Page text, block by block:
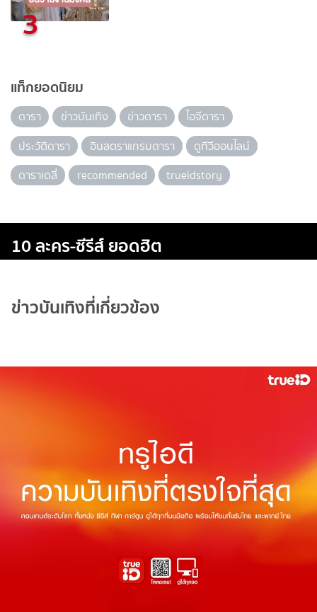
3
แท็กยอดนิยม
ดารา ข่าวบันเทิง ข่าวดารา
ไอจีดารา
ประวัติดารา
อินสตราแกรมดารา
ดูทีวีออนไลน์
ดาราเดลี่
recommended trueidstory
10 ละคร-ซีรีส์ ยอดฮิต
ข่าวบันเทิงที่เกี่ยวข้อง